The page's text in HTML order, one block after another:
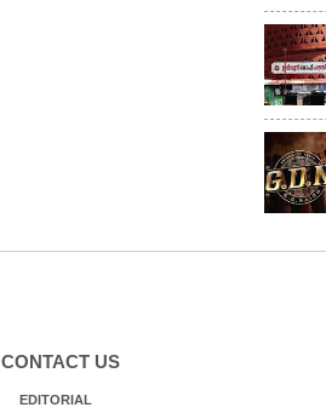
CONTACT US
EDITORIAL